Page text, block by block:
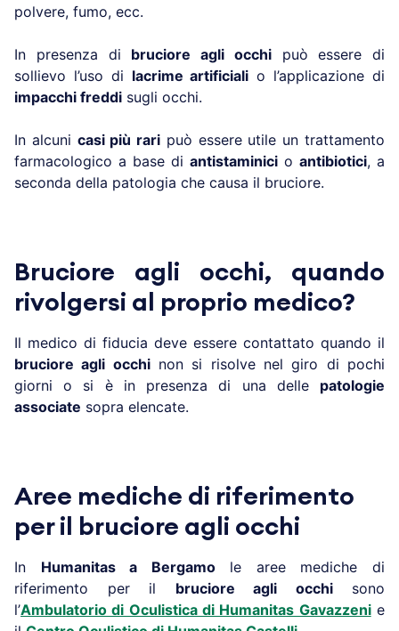
polvere, fumo, ecc.
In presenza di bruciore agli occhipuò essere di
sollievo l’uso di lacrime artificiali o l’applicazione di
impacchi freddi sugli occhi.
In alcuni casi più rari può essere utile un trattamento
farmacologico a base di antistaminici o antibiotici, a
seconda della patologia che causa il bruciore.
Bruciore agli occhi, quando
rivolgersi al proprio medico?
Il medico di fiducia deve essere contattato quando il
bruciore agli occhinon si risolve nel giro di pochi
giorni o si è in presenza di una delle patologie
associate sopra elencate.
Aree mediche di riferimento
per il bruciore agli occhi
In Humanitas a Bergamo le aree mediche di
riferimento per il bruciore agli occhisono
l’Ambulatorio di Oculistica di Humanitas Gavazzenie